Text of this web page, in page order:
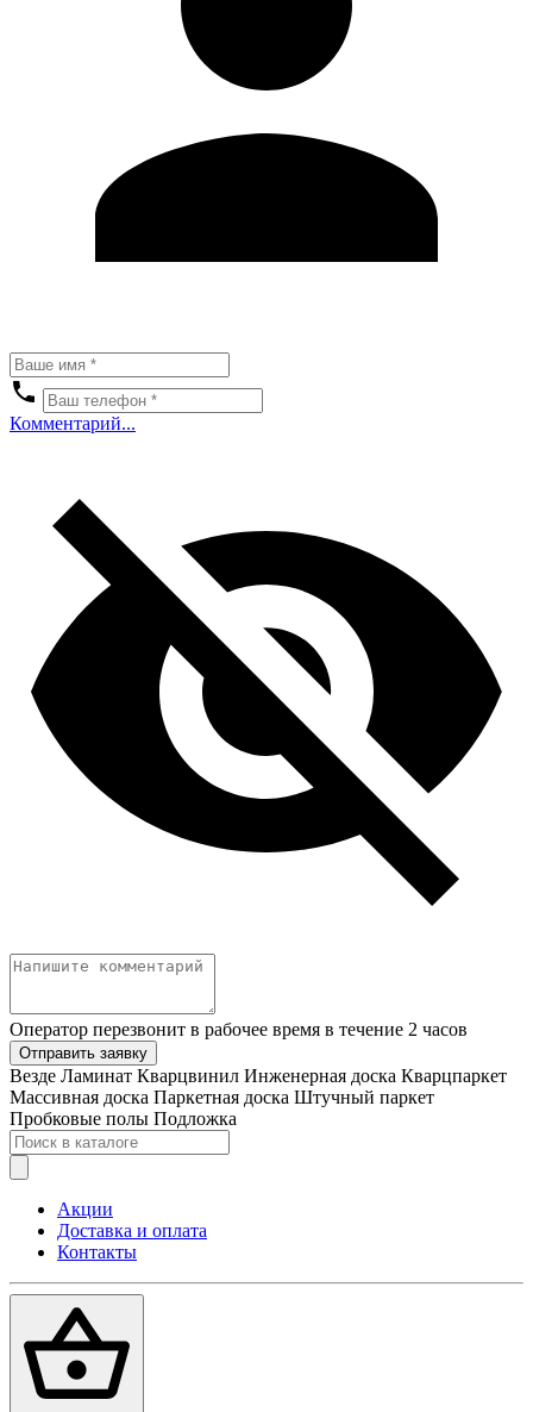
Комментарий...
Оператор перезвонит в рабочее время в течение 2 часов
Отправить заявку
Везде Ламинат Кварцвинил Инженерная доска Кварцпаркет
Массивная доска Паркетная доска Штучный паркет
Пробковые полы Подложка
Акции
Доставка и оплата
Контакты